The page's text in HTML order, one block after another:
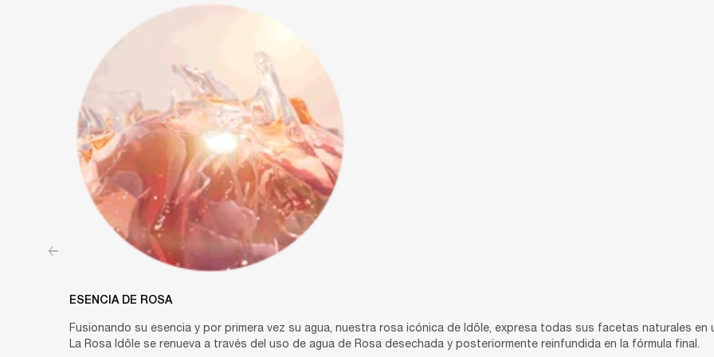
ESENCIA DE ROSA
Fusionando su esencia y por primera vez su agua, nuestra rosa icónica de Idôle, expresa todas sus facetas naturales en
La Rosa Idôle se renueva a través del uso de agua de Rosa desechada y posteriormente reinfundida en la fórmula final.